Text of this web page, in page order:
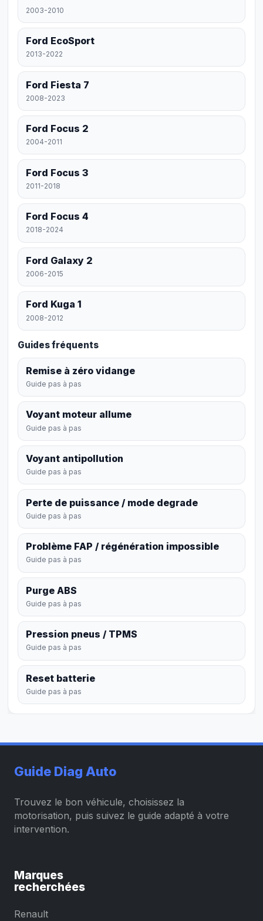
2003-2010
Ford EcoSport
2013-2022
Ford Fiesta 7
2008-2023
Ford Focus 2
2004-2011
Ford Focus 3
2011-2018
Ford Focus 4
2018-2024
Ford Galaxy 2
2006-2015
Ford Kuga 1
2008-2012
Guides fréquents
Remise à zéro vidange
Guide pas à pas
Voyant moteur allume
Guide pas à pas
Voyant antipollution
Guide pas à pas
Perte de puissance / mode degrade
Guide pas à pas
Problème FAP / régénération impossible
Guide pas à pas
Purge ABS
Guide pas à pas
Pression pneus / TPMS
Guide pas à pas
Reset batterie
Guide pas à pas
Guide Diag Auto
Trouvez le bon véhicule, choisissez la
motorisation, puis suivez le guide adapté à votre
intervention.
Marques
recherchées
Renault